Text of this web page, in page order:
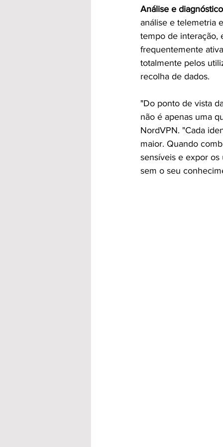
Análise e
análise e telemetria
tempo de interação,
frequentemente
totalmente pelos
recolha de dados.
"Do ponto de vista
não é apenas uma
NordVPN. "Cada
maior. Quando
sensíveis e expor
sem o seu